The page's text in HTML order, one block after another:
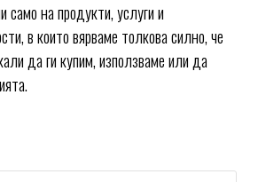
само на продукти, услуги и
в които вярваме толкова силно, че
да ги купим, използваме или да